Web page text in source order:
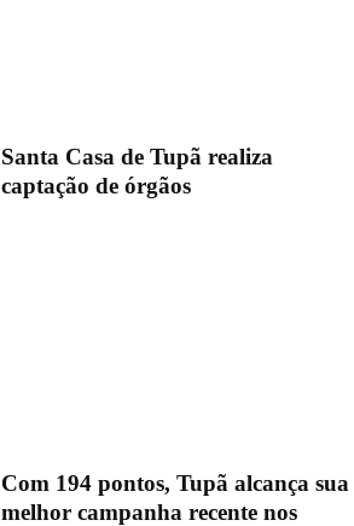
Santa Casa de Tupã realiza
captação de órgãos
Com 194 pontos, Tupã alcança sua
melhor campanha recente nos